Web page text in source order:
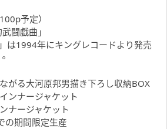
予定）
闘戯曲」
は1994年にキングレコードより発売
がる大河原邦男描き下ろし収納BOX
ンナージャケット
ナージャケット
期間限定生産